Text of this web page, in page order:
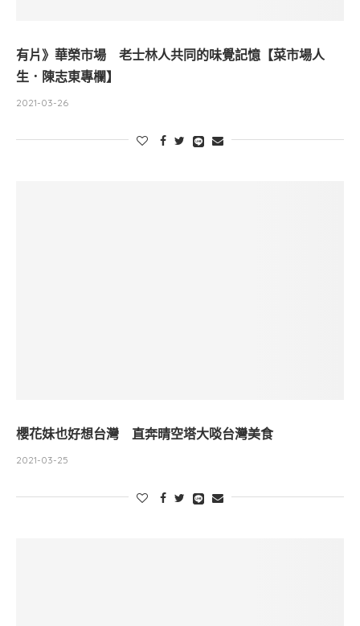
有片》華榮市場 老士林人共同的味覺記憶【菜市場人
生．陳志東專欄】
2021-03-26
櫻花妹也好想台灣 直奔晴空塔大啖台灣美食
2021-03-25